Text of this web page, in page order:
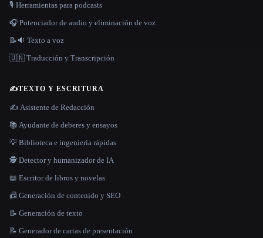
🎙️ Herramientas para podcasts
🎧 Potenciador de audio y eliminación de voz
📝🔉 Texto a voz
🇺🇳 Traducción y Transcripción
✍️TEXTO Y ESCRITURA
✍️ Asistente de Redacción
📚 Ayudante de deberes y ensayos
💡 Biblioteca e ingeniería rápidas
🕵️ Detector y humanizador de IA
📖 Escritor de libros y novelas
📠 Generación de contenido y SEO
📝 Generación de texto
📝 Generador de cartas de presentación